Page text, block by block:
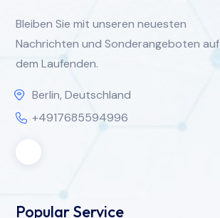
Bleiben Sie mit unseren neuesten
Nachrichten und Sonderangeboten auf
dem Laufenden.
Berlin, Deutschland
+4917685594996
Popular Service